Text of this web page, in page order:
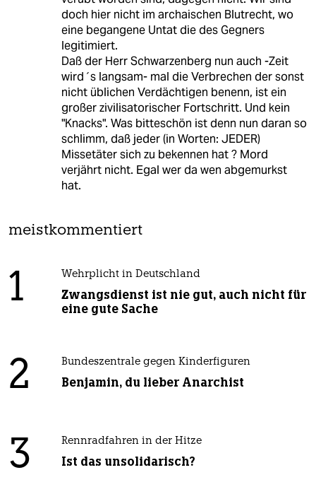
doch hier nicht im archaischen Blutrecht, wo
eine begangene Untat die des Gegners
legitimiert.
Daß der Herr Schwarzenberg nun auch -Zeit
wird´s langsam- mal die Verbrechen der sonst
nicht üblichen Verdächtigen benenn, ist ein
großer zivilisatorischer Fortschritt. Und kein
"Knacks". Was bitteschön ist denn nun daran so
schlimm, daß jeder (in Worten: JEDER)
Missetäter sich zu bekennen hat ? Mord
verjährt nicht. Egal wer da wen abgemurkst
hat.
meistkommentiert
1 Wehrplicht in Deutschland
Zwangsdienst ist nie gut, auch nicht für
eine gute Sache
2 Bundeszentrale gegen Kinderfiguren
Benjamin, du lieber Anarchist
3 Rennradfahren in der Hitze
Ist das unsolidarisch?